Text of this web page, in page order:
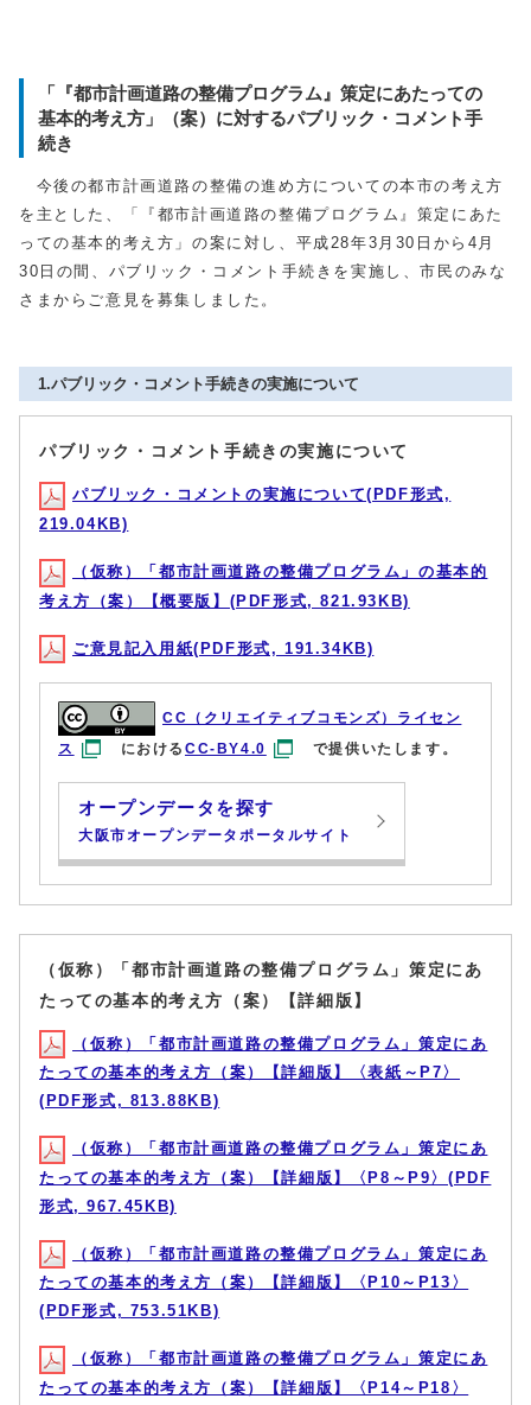
「『都市計画道路の整備プログラム』策定にあたっての
基本的考え方」（案）に対するパブリック・コメント手
続き
今後の都市計画道路の整備の進め方についての本市の考え方
を主とした、「『都市計画道路の整備プログラム』策定にあた
っての基本的考え方」の案に対し、平成28年3月30日から4月
30日の間、パブリック・コメント手続きを実施し、市民のみな
さまからご意見を募集しました。
1.パブリック・コメント手続きの実施について
パブリック・コメント手続きの実施について
パブリック・コメントの実施について(PDF形式,
219.04KB)
（仮称）「都市計画道路の整備プログラム」の基本的
考え方（案）【概要版】(PDF形式, 821.93KB)
ご意見記入用紙(PDF形式, 191.34KB)
CC（クリエイティブコモンズ）ライセン
ス
におけるCC-BY4.0 で提供いたします。
オープンデータを探す
大阪市オープンデータポータルサイト
（仮称）「都市計画道路の整備プログラム」策定にあ
たっての基本的考え方（案）【詳細版】
（仮称）「都市計画道路の整備プログラム」策定にあ
たっての基本的考え方（案）【詳細版】〈表紙～P7〉
(PDF形式, 813.88KB)
（仮称）「都市計画道路の整備プログラム」策定にあ
たっての基本的考え方（案）【詳細版】〈P8～P9〉(PDF
形式, 967.45KB)
（仮称）「都市計画道路の整備プログラム」策定にあ
たっての基本的考え方（案）【詳細版】〈P10～P13〉
(PDF形式, 753.51KB)
（仮称）「都市計画道路の整備プログラム」策定にあ
たっての基本的考え方（案）【詳細版】〈P14～P18〉